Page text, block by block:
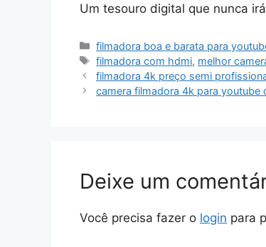
Um tesouro digital que nunca
Categorias
filmadora boa e barata para
Tags
filmadora com hdmi, melhor
filmadora 4k preço semi
camera filmadora 4k para
Deixe um
Você precisa fazer o login para